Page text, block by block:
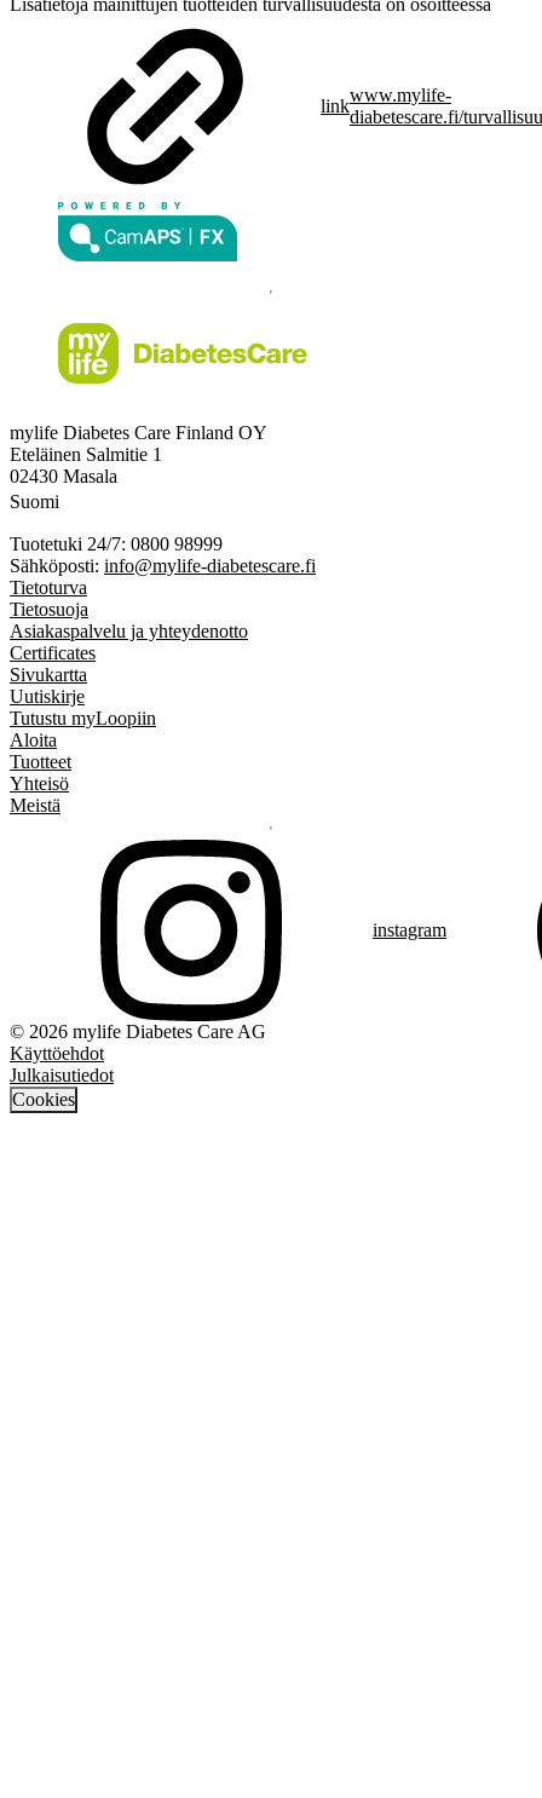
Lisätietoja mainittujen tuotteiden turvallisuudesta on osoitteessa
link
www.mylife-
diabetescare.fi/
mylife Diabetes Care Finland OY
Eteläinen Salmitie 1
02430 Masala
Suomi
Tuotetuki 24/7: 0800 98999
Sähköposti: info@mylife-diabetescare.fi
Tietoturva
Tietosuoja
Asiakaspalvelu ja yhteydenotto
Certificates
Sivukartta
Uutiskirje
Tutustu myLoopiin
Aloita
Tuotteet
Yhteisö
Meistä
instagram
© 2026 mylife Diabetes Care AG
Käyttöehdot
Julkaisutiedot
Cookies